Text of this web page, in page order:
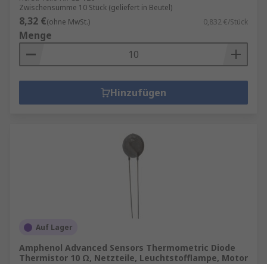
Zwischensumme 10 Stück (geliefert in Beutel)
8,32 €(ohne MwSt.) 0,832 €/Stück
Menge
Hinzufügen
Auf Lager
Amphenol Advanced Sensors Thermometric Diode
Thermistor 10 Ω, Netzteile, Leuchtstofflampe, Motor